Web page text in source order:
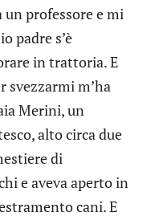
professore e mi
padre s’è
in trattoria. E
svezzarmi m’ha
Merini, un
alto circa due
di
e aveva aperto in
cani. E